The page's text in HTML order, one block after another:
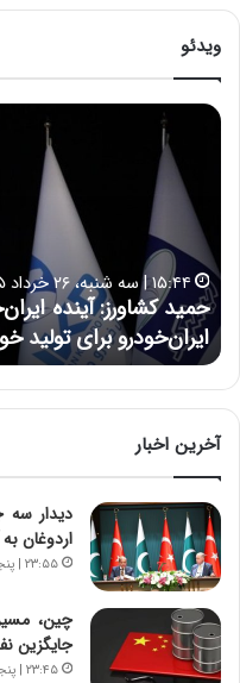
ویدئو
ایران‌خودرو روشن است |
خودروهای باکیفیت
آخرین اخبار
دیدار سه
اردوغان
۲۳:۵۵ | پنجشنبه، ۱۵ مرداد ۱۴۰۵
چین،
جایگزین
۲۳:۴۵ | پنجشنبه، ۱۵ مرداد ۱۴۰۵